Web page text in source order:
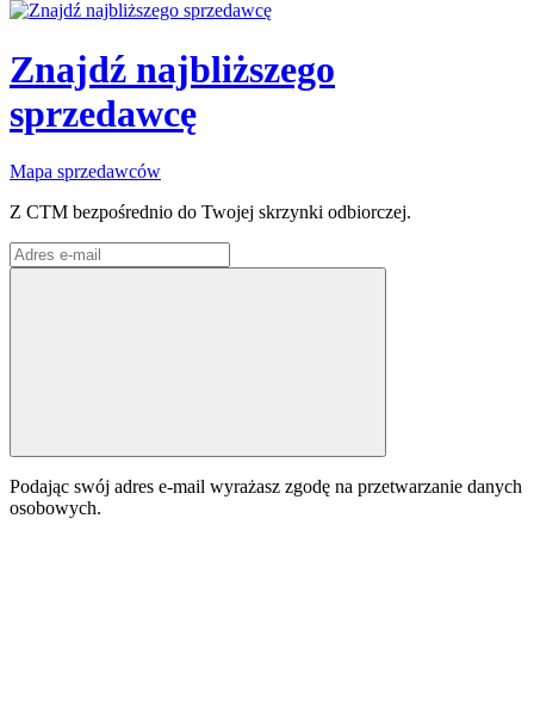
Znajdź najbliższego
sprzedawcę
Mapa sprzedawców
Z CTM bezpośrednio do Twojej skrzynki odbiorczej.
Podając swój adres e-mail wyrażasz zgodę na przetwarzanie danych
osobowych.